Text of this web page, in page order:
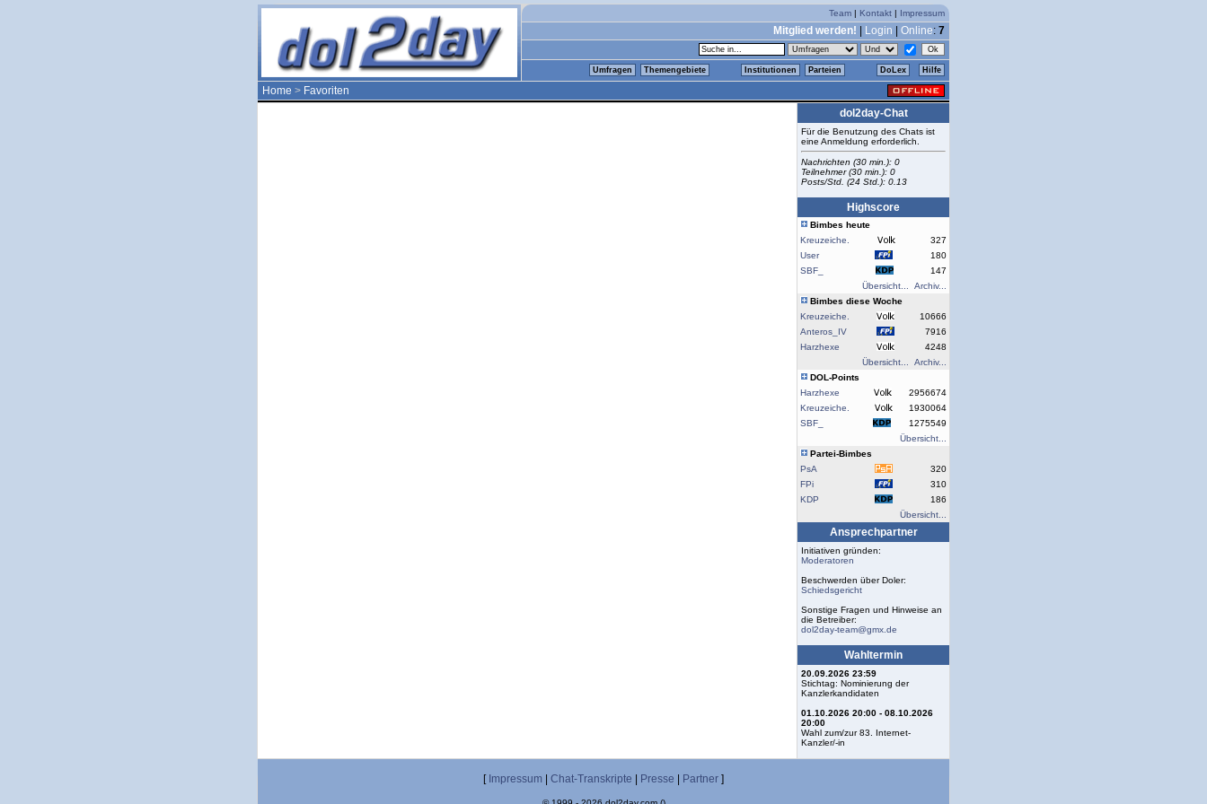
Team | Kontakt | Impressum
Mitglied werden! Login Online: 7
Umfragen Themengebiete Institutionen Parteien DoLex Hilfe
Home > Favoriten
dol2day-Chat
Für die Benutzung des Chats ist
eine Anmeldung erforderlich.
Nachrichten (30 min.): 0
Teilnehmer (30 min.): 0
Posts/Std. (24 Std.): 0.13
Highscore
Bimbes heute
Kreuzeiche.
327
User
180
SBF_
147
Übersicht...
Archiv...
Bimbes diese Woche
Kreuzeiche.
10666
Anteros_IV
7916
Harzhexe
4248
Übersicht...
Archiv...
DOL-Points
Harzhexe
2956674
Kreuzeiche.
1930064
SBF_
1275549
Übersicht...
Partei-Bimbes
PsA
320
FPi
310
KDP
186
Übersicht...
Ansprechpartner
Initiativen gründen:
Moderatoren
Beschwerden über Doler:
Schiedsgericht
Sonstige Fragen und Hinweise an
die Betreiber:
dol2day-team@gmx.de
Wahltermin
20.09.2026 23:59
Stichtag: Nominierung der
Kanzlerkandidaten
01.10.2026 20:00 - 08.10.2026
20:00
Wahl zum/zur 83. Internet-
Kanzler/-in
[ Impressum Chat-Transkripte Presse Partner ]